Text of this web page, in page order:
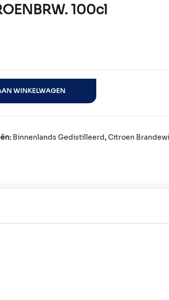
100cl
100cl aantal
WINKELWAGEN
Binnenlands Gedistilleerd,Citroen